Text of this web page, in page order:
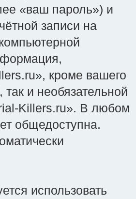
«ваш пароль») и
записи на
кроме вашего
и необязательной
Killers.ru». В любом
общедоступна.
использовать